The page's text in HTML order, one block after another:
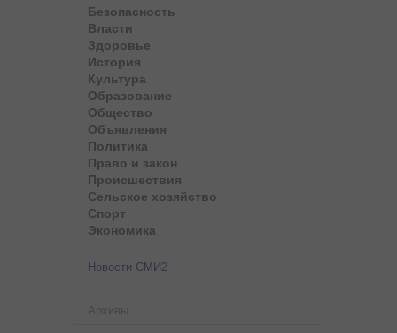
Безопасность
Власти
Здоровье
История
Культура
Образование
Общество
Объявления
Политика
Право и закон
Происшествия
Сельское хозяйство
Спорт
Экономика
Новости СМИ2
Архивы